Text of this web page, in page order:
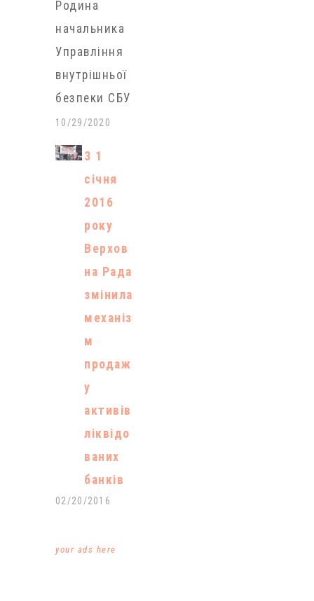
суб’єктів
господарюва
об’єднань
підприємств,
народних
депутатів та
органів
державної
влади щодо
можливих
маніпуляцій
з боку
окремих
учасників…
Родина
начальника
Управління
внутрішньої
безпеки СБУ
Андрія
Наумова
елітному
житловому
дешевше від
ринкових
10/29/2020
З 1
січня
2016
року
Верхов
на Рада
змінила
механіз
м
продаж
у
активів
ліквідо
ваних
банків
02/20/2016
your ads here